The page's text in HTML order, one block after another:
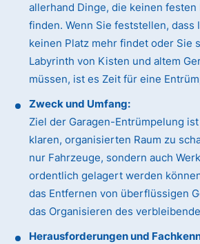
allerhand Dinge, die keinen festen
finden. Wenn Sie feststellen, dass
keinen Platz mehr findet oder Sie
Labyrinth von Kisten und altem
müssen, ist es Zeit für eine
Zweck und Umfang:
Ziel der Garagen-Entrümpelung
klaren, organisierten Raum zu
nur Fahrzeuge, sondern auch
ordentlich gelagert werden
das Entfernen von überflüssigen
das Organisieren des
Herausforderungen und